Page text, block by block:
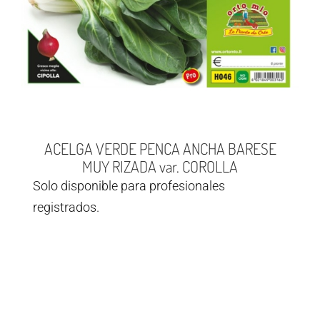
ACELGA VERDE PENCA ANCHA BARESE
MUY RIZADA var. COROLLA
Solo disponible para profesionales
registrados.